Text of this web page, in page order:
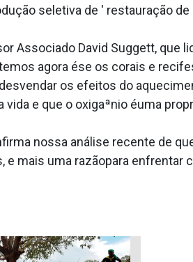
seletiva de ' restauração
Associado David Suggett, que
agora ése os corais e
os efeitos do
vida e que o oxigaªnio éuma
nossa análise recente de
e mais uma razãopara enfrentar